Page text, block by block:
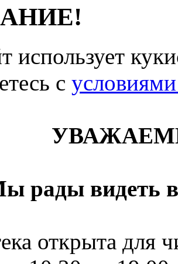
использует
c
рады видеть
открыта для